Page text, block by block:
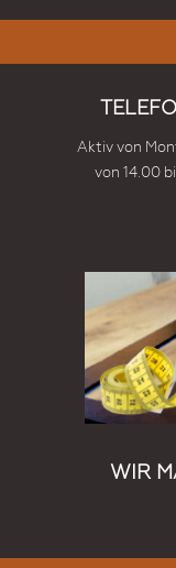
Aktiv von
von 14.00
WIR